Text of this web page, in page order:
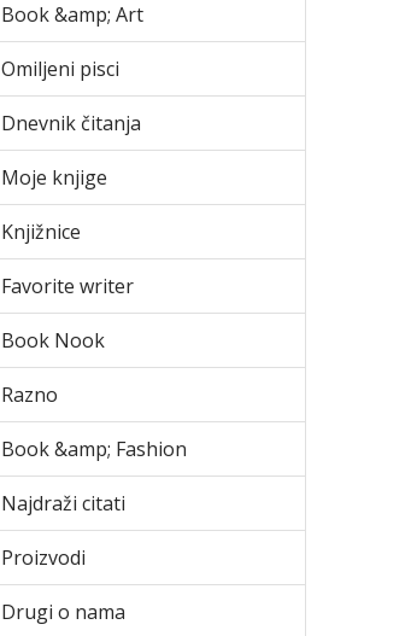
Book &amp; Art
Omiljeni pisci
Dnevnik čitanja
Moje knjige
Knjižnice
Favorite writer
Book Nook
Razno
Book &amp; Fashion
Najdraži citati
Proizvodi
Drugi o nama